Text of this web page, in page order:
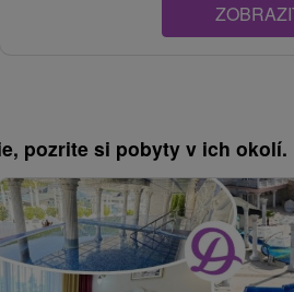
pozrite si pobyty v ich okolí.